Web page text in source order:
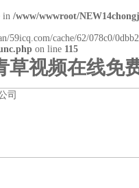
in /www/wwwroot/
59icq.com/cache/62/078c0/
on line 115
草视频在线免